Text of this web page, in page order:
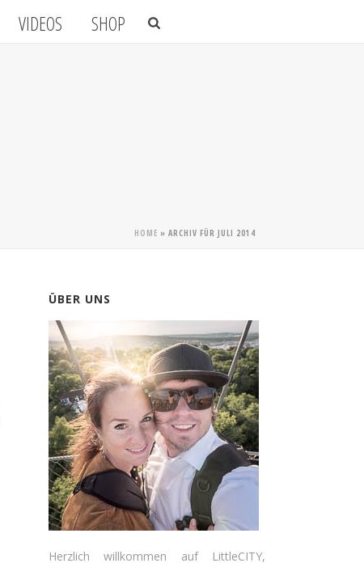
VIDEOS SHOP
HOME » ARCHIV FÜR JULI 2014
ÜBER UNS
Herzlich willkommen auf LittleCITY,